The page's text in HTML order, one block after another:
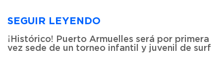
SEGUIR LEYENDO
¡Histórico! Puerto Armuelles será por primera
vez sede de un torneo infantil y juvenil de surf